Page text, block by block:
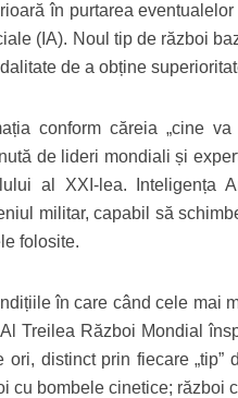
în purtarea
(IA). Noul tip de război
de a obține
conform căreia „cine
de lideri mondiali și
al XXI-lea. Inteligența
militar, capabil să
folosite.
în care când cele mai
Treilea Război Mondial
ori, distinct prin fiecare
cu bombele cinetice; război